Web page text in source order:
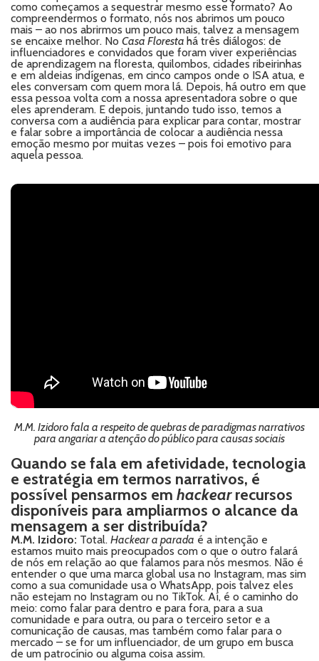
como começamos a sequestrar mesmo esse formato? Ao
compreendermos o formato, nós nos abrimos um pouco
mais – ao nos abrirmos um pouco mais, talvez a mensagem
se encaixe melhor. No Casa Floresta há três diálogos: de
influenciadores e convidados que foram viver experiências
de aprendizagem na floresta, quilombos, cidades ribeirinhas
e em aldeias indígenas, em cinco campos onde o ISA atua, e
eles conversam com quem mora lá. Depois, há outro em que
essa pessoa volta com a nossa apresentadora sobre o que
eles aprenderam. E depois, juntando tudo isso, temos a
conversa com a audiência para explicar para contar, mostrar
e falar sobre a importância de colocar a audiência nessa
emoção mesmo por muitas vezes – pois foi emotivo para
aquela pessoa.
M.M. Izidoro fala a respeito de quebras de paradigmas narrativos
para angariar a atenção do público para causas sociais
Quando se fala em afetividade, tecnologia
e estratégia em termos narrativos, é
possível pensarmos em hackearrecursos
disponíveis para ampliarmos o alcance da
mensagem a ser distribuída?
M.M. Izidoro: Total. Hackear a parada é a intenção e
estamos muito mais preocupados com o que o outro falará
de nós em relação ao que falamos para nós mesmos. Não é
entender o que uma marca global usa no Instagram, mas sim
como a sua comunidade usa o WhatsApp, pois talvez eles
não estejam no Instagram ou no TikTok. Aí, é o caminho do
meio: como falar para dentro e para fora, para a sua
comunidade e para outra, ou para o terceiro setor e a
comunicação de causas, mas também como falar para o
mercado – se for um influenciador, de um grupo em busca
de um patrocínio ou alguma coisa assim.